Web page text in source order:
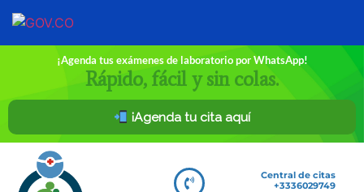
¡Agenda tus exámenes de laboratorio por WhatsApp!
Rápido, fácil y sin colas.
¡Agenda tu cita aquí
Central de citas
+3336029749